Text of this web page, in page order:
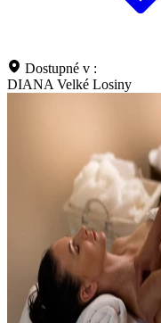
Dostupné v :
DIANA Velké Losiny